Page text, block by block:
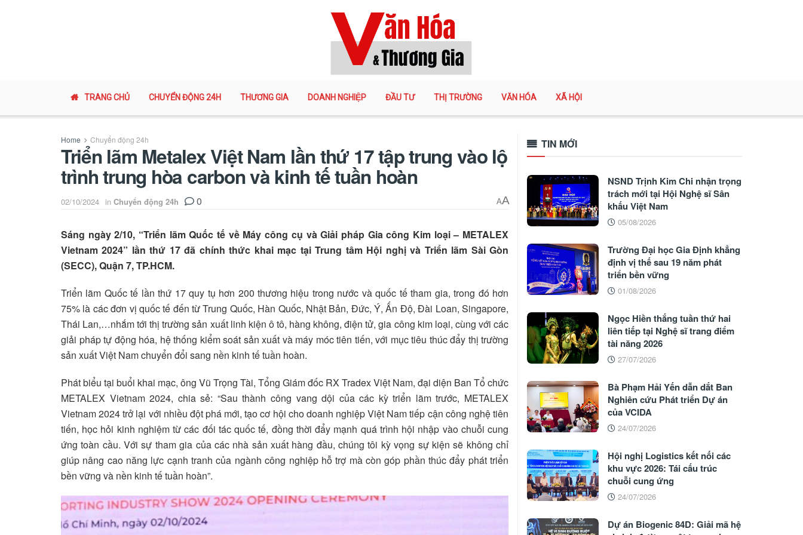
TRANG CHỦ CHUYỂN ĐỘNG 24H THƯƠNG GIA DOANH NGHIỆP ĐẦU TƯ THỊ TRƯỜNG VĂN HÓA XÃ HỘI
Home Chuyển động 24h
Triển lãm Metalex Việt Nam lần thứ 17 tập trung vào lộ
trình trung hòa carbon và kinh tế tuần hoàn
02/10/2024 in Chuyển động 24h 0 AA
Sáng ngày 2/10, “Triển lãm Quốc tế về Máy công cụ và Giải pháp Gia công Kim loại – METALEX
Vietnam 2024” lần thứ 17 đã chính thức khai mạc tại Trung tâm Hội nghị và Triển lãm Sài Gòn
(SECC), Quận 7, TP.HCM.
Triển lãm Quốc tế lần thứ 17 quy tụ hơn 200 thương hiệu trong nước và quốc tế tham gia, trong đó hơn
75% là các đơn vị quốc tế đến từ Trung Quốc, Hàn Quốc, Nhật Bản, Đức, Ý, Ấn Độ, Đài Loan, Singapore,
Thái Lan,…nhắm tới thị trường sản xuất linh kiện ô tô, hàng không, điện tử, gia công kim loại, cùng với các
giải pháp tự động hóa, hệ thống kiểm soát sản xuất và máy móc tiên tiến, với mục tiêu thúc đẩy thị trường
sản xuất Việt Nam chuyển đổi sang nền kinh tế tuần hoàn.
Phát biểu tại buổi khai mạc, ông Vũ Trọng Tài, Tổng Giám đốc RX Tradex Việt Nam, đại diện Ban Tổ chức
METALEX Vietnam 2024, chia sẻ: “Sau thành công vang dội của các kỳ triển lãm trước, METALEX
Vietnam 2024 trở lại với nhiều đột phá mới, tạo cơ hội cho doanh nghiệp Việt Nam tiếp cận công nghệ tiên
tiến, học hỏi kinh nghiệm từ các đối tác quốc tế, đồng thời đẩy mạnh quá trình hội nhập vào chuỗi cung
ứng toàn cầu. Với sự tham gia của các nhà sản xuất hàng đầu, chúng tôi kỳ vọng sự kiện sẽ không chỉ
giúp nâng cao năng lực cạnh tranh của ngành công nghiệp hỗ trợ mà còn góp phần thúc đẩy phát triển
bền vững và nền kinh tế tuần hoàn”.
TIN MỚI
NSND Trịnh Kim Chi nhận trọng
trách mới tại Hội Nghệ sĩ Sân
khấu Việt Nam
05/08/2026
Trường Đại học Gia Định khẳng
định vị thế sau 19 năm phát
triển bền vững
01/08/2026
Ngọc Hiền thắng tuần thứ hai
liên tiếp tại Nghệ sĩ trang điểm
tài năng 2026
27/07/2026
Bà Phạm Hải Yến dẫn dắt Ban
Nghiên cứu Phát triển Dự án
của VCIDA
24/07/2026
Hội nghị Logistics kết nối các
khu vực 2026: Tái cấu trúc
chuỗi cung ứng
24/07/2026
Dự án Biogenic 84D: Giải mã hệ